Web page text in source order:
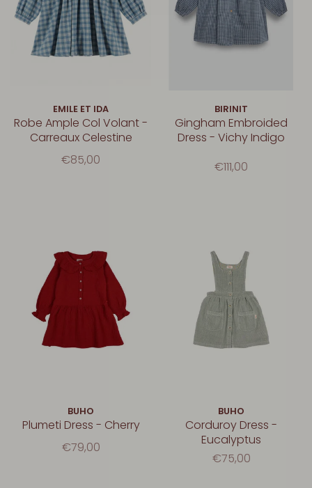
EMILE ET IDA
Robe Ample Col Volant -
Carreaux Celestine
€85,00
BIRINIT
Gingham Embroided
Dress - Vichy Indigo
€111,00
BUHO
Plumeti Dress - Cherry
€79,00
BUHO
Corduroy Dress -
Eucalyptus
€75,00